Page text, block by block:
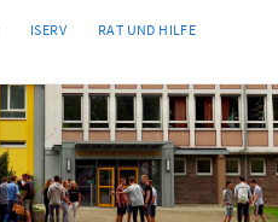
ISERV
RAT UND HILFE